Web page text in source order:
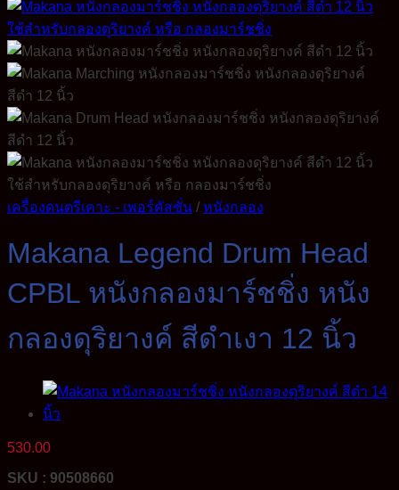
เครื่องดนตรีเคาะ - เพอร์คัสชั่น / หนังกลอง
Makana Legend Drum Head
CPBL หนังกลองมาร์ชชิ่ง หนัง
กลองดุริยางค์ สีดำเงา 12 นิ้ว
530.00
SKU : 90508660